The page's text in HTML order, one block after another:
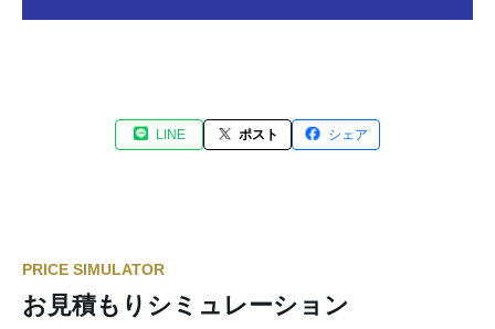
LINE ポスト シェア
PRICE SIMULATOR
お見積もりシミュレーション